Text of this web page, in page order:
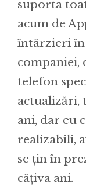
suporta
acum de
întârzieri
companiei,
telefon
actualizări,
ani, dar eu
realizabili,
se țin în
câțiva ani.